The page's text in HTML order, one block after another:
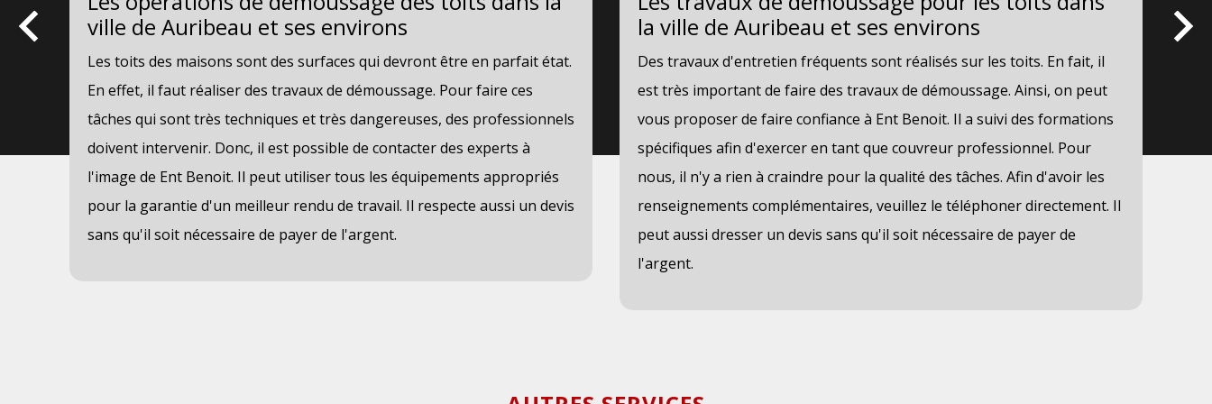
ville de Auribeau et ses environs
Les toits des maisons sont des surfaces qui devront être en parfait état.
En effet, il faut réaliser des travaux de démoussage. Pour faire ces
tâches qui sont très techniques et très dangereuses, des professionnels
doivent intervenir. Donc, il est possible de contacter des experts à
l'image de Ent Benoit. Il peut utiliser tous les équipements appropriés
pour la garantie d'un meilleur rendu de travail. Il respecte aussi un devis
sans qu'il soit nécessaire de payer de l'argent.
la ville de Auribeau et ses environs
Des travaux d'entretien fréquents sont réalisés sur les toits. En fait, il
est très important de faire des travaux de démoussage. Ainsi, on peut
vous proposer de faire confiance à Ent Benoit. Il a suivi des formations
spécifiques afin d'exercer en tant que couvreur professionnel. Pour
nous, il n'y a rien à craindre pour la qualité des tâches. Afin d'avoir les
renseignements complémentaires, veuillez le téléphoner directement. Il
peut aussi dresser un devis sans qu'il soit nécessaire de payer de
l'argent.